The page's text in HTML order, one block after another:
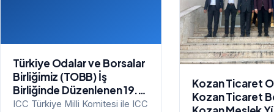
Türkiye Odalar ve Borsalar
Birliğimiz (TOBB) İş
Birliğinde Düzenlenen 19.
ICC Türkiye Tahkim
ICC Türkiye Milli Komitesi ile ICC
Kozan Ticaret
Kozan Ticaret